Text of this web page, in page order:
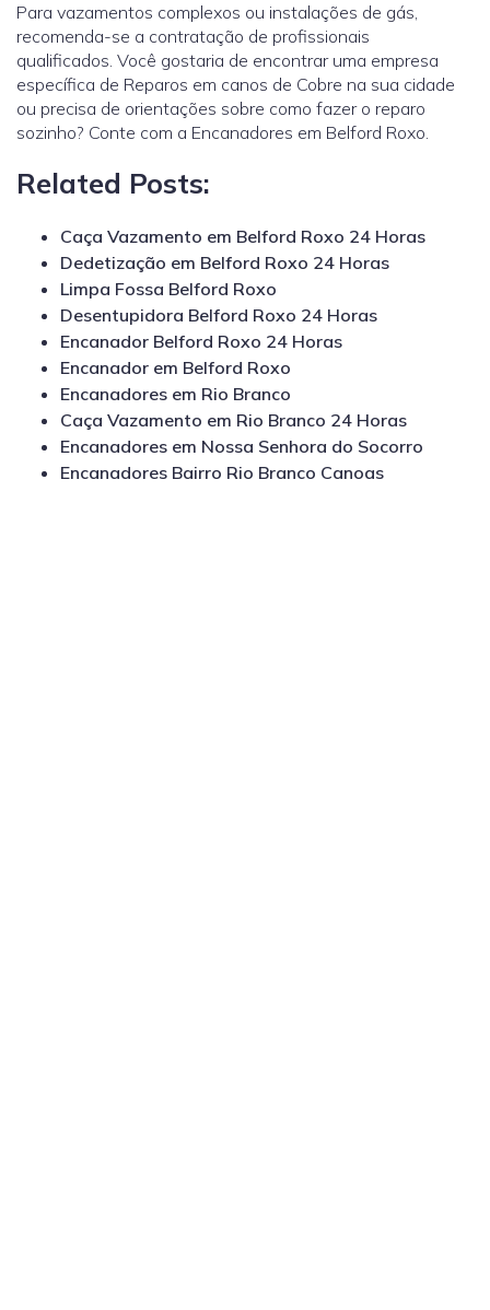
Para vazamentos complexos ou instalações de gás,
recomenda-se a contratação de profissionais
qualificados. Você gostaria de encontrar uma empresa
específica de Reparos em canos de Cobre na sua cidade
ou precisa de orientações sobre como fazer o reparo
sozinho? Conte com a Encanadores em Belford Roxo.
Related Posts:
Caça Vazamento em Belford Roxo 24 Horas
Dedetização em Belford Roxo 24 Horas
Limpa Fossa Belford Roxo
Desentupidora Belford Roxo 24 Horas
Encanador Belford Roxo 24 Horas
Encanador em Belford Roxo
Encanadores em Rio Branco
Caça Vazamento em Rio Branco 24 Horas
Encanadores em Nossa Senhora do Socorro
Encanadores Bairro Rio Branco Canoas